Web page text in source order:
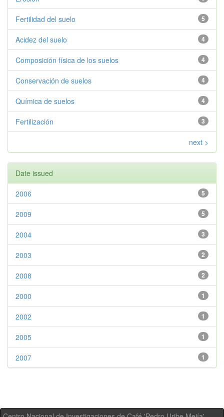
5
Fertilidad del suelo
4
Acidez del suelo
4
Composición física de los suelos
4
Conservación de suelos
4
Química de suelos
3
Fertilización
next >
Date issued
5
2006
5
2009
3
2004
2
2003
2
2008
1
2000
1
2002
1
2005
1
2007